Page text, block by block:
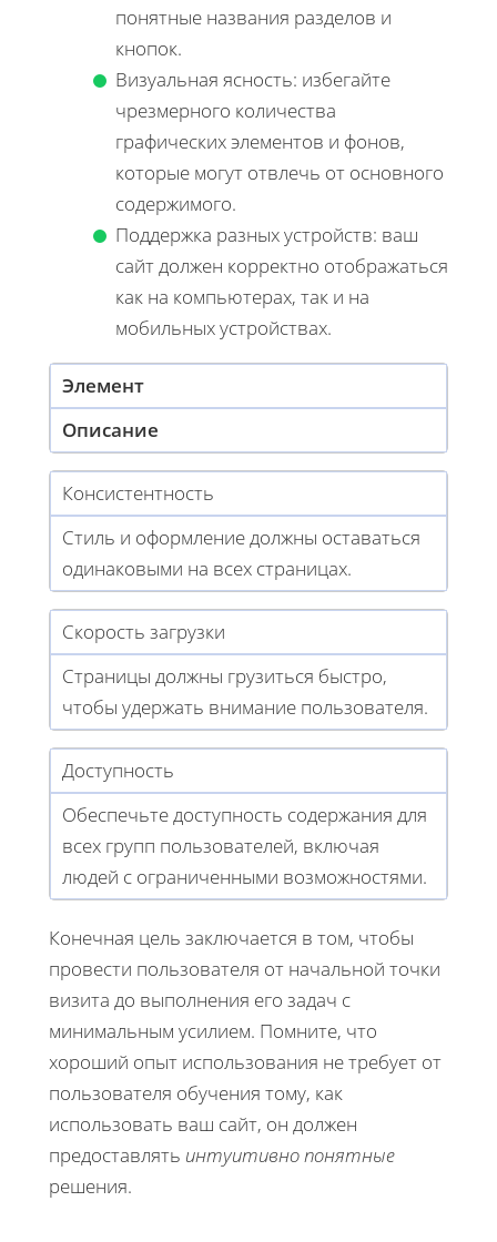
понятные названия разделов и
кнопок.
Визуальная ясность: избегайте
чрезмерного количества
графических элементов и фонов,
которые могут отвлечь от основного
содержимого.
Поддержка разных устройств: ваш
сайт должен корректно отображаться
как на компьютерах, так и на
мобильных устройствах.
Элемент
Описание
Консистентность
Стиль и оформление должны оставаться
одинаковыми на всех страницах.
Скорость загрузки
Страницы должны грузиться быстро,
чтобы удержать внимание пользователя.
Доступность
Обеспечьте доступность содержания для
всех групп пользователей, включая
людей с ограниченными возможностями.
Конечная цель заключается в том, чтобы
провести пользователя от начальной точки
визита до выполнения его задач с
минимальным усилием. Помните, что
хороший опыт использования не требует от
пользователя обучения тому, как
использовать ваш сайт, он должен
предоставлять интуитивно понятные
решения.